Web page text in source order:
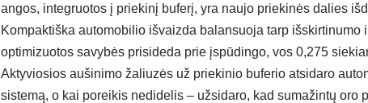
angos, integruotos į priekinį buferį, yra naujo priekinės dalies
Kompaktiška automobilio išvaizda balansuoja tarp išskirtinumo
optimizuotos savybės prisideda prie įspūdingo, vos 0,275
Aktyviosios aušinimo žaliuzės už priekinio buferio atsidaro
sistemą, o kai poreikis nedidelis – užsidaro, kad sumažintų oro